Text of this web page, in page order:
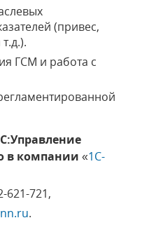
(привес,
ГСМ и работа с
в компании «1С-
621-721,
.